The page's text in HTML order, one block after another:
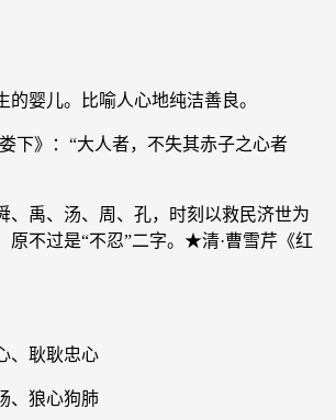
的婴儿。比喻人心地纯洁善良。
娄下》：“大人者，不失其赤子之心者
、禹、汤、周、孔，时刻以救民济世为
原不过是“不忍”二字。★清·曹雪芹《红
、耿耿忠心
、狼心狗肺